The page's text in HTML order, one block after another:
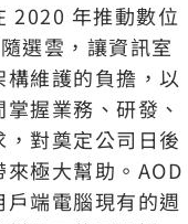
2020 年推動數位
選雲，讓資訊室
維護的負擔，以
握業務、研發、
對奠定公司日後
極大幫助。AOD
端電腦現有的週